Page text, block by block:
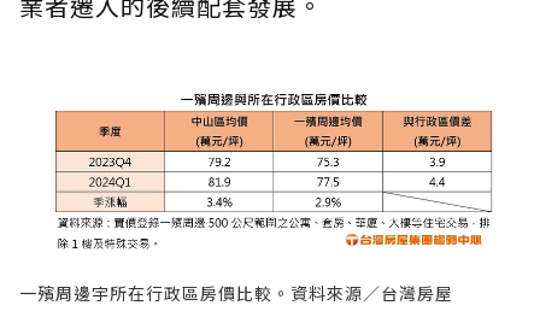
一殯周邊宇所在行政區房價比較。資料來源／台灣房屋